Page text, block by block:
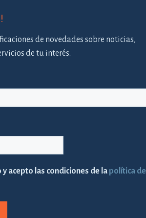
de novedades sobre noticias,
de tu interés.
y acepto las condiciones de la política de